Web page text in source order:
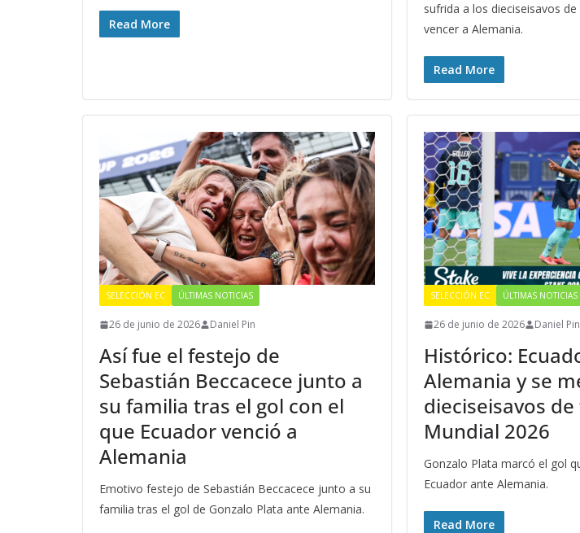
Read More
sufrida a los dieciseisavos
vencer a Alemania.
Read More
SELECCIÓN EC ÚLTIMAS NOTICIAS
26 de junio de 2026 Daniel Pin
Así fue el festejo de
Sebastián Beccacece junto a
su familia tras el gol con el
que Ecuador venció a
Alemania
Emotivo festejo de Sebastián Beccacece junto a su
familia tras el gol de Gonzalo Plata ante Alemania.
SELECCIÓN EC ÚLTIMAS NOTICIAS
26 de junio de 2026 Daniel Pin
Histórico:
Alemania y se
dieciseisavos
Mundial 2026
Gonzalo Plata marcó el gol
Ecuador ante Alemania.
Read More